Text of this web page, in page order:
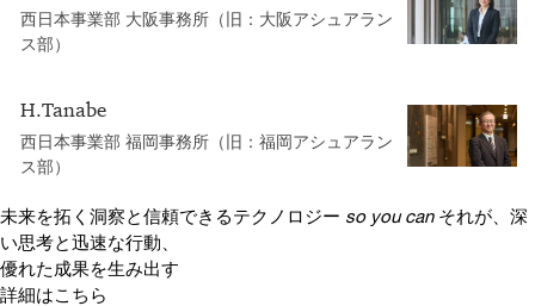
西日本事業部 大阪事務所（旧：大阪アシュアラン
ス部）
H.Tanabe
西日本事業部 福岡事務所（旧：福岡アシュアラン
ス部）
未来を拓く洞察と信頼できるテクノロジー so you can それが、深
い思考と迅速な行動、
優れた成果を生み出す
詳細はこちら